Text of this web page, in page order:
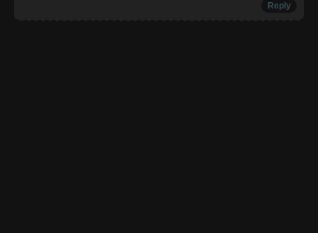
Reply